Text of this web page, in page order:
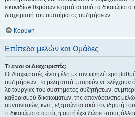
εικονιδίων θεμάτων εξαρτάται από τα
διαχειριστή του συστήματος συζητήσεων.
Κορυφή
Επίπεδα μελών και Ομάδες
Τι είναι οι Διαχειριστές;
Οι Διαχειριστές είναι μέλη με τον υψηλότερο
συζητήσεων. Τα μέλη αυτά μπορούν να ελέγχουν
λειτουργίας του συστήματος συζητήσεων,
καθορισμού δικαιωμάτων, της απαγόρευσης
συντονιστών, κλπ., εξαρτώνται από τον ιδρυτή
τι δικαιώματα αυτός ή αυτή έχει δώσει στους